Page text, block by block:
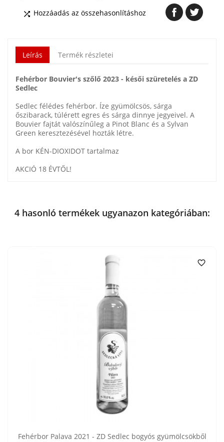
 Hozzáadás az összehasonlításhoz
Leírás Termék részletei
Fehérbor Bouvier's szőlő 2023 - késői szüretelés a ZD
Sedlec
Sedlec félédes fehérbor. Íze gyümölcsös, sárga
őszibarack, túlérett egres és sárga dinnye jegyeivel. A
Bouvier fajtát valószínűleg a Pinot Blanc és a Sylvan
Green keresztezésével hozták létre.
A bor KÉN-DIOXIDOT tartalmaz
AKCIÓ 18 ÉVTŐL!
4 hasonló termékek ugyanazon kategóriában:

Fehérbor Palava 2021 - ZD Sedlec bogyós gyümölcsökből